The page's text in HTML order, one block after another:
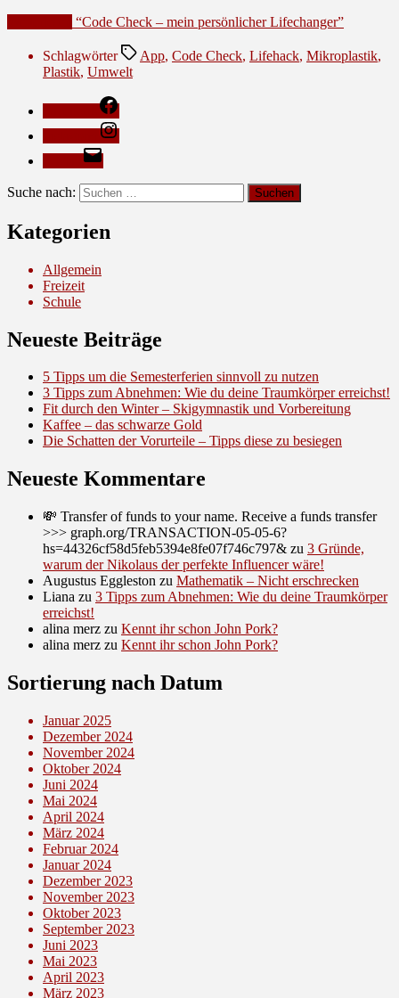
“Code Check – mein persönlicher Lifechanger”
Schlagwörter App, Code Check, Lifehack, Mikroplastik,
Plastik, Umwelt
Suche nach:
Kategorien
Allgemein
Freizeit
Schule
Neueste Beiträge
5 Tipps um die Semesterferien sinnvoll zu nutzen
3 Tipps zum Abnehmen: Wie du deine Traumkörper erreichst!
Fit durch den Winter – Skigymnastik und Vorbereitung
Kaffee – das schwarze Gold
Die Schatten der Vorurteile – Tipps diese zu besiegen
Neueste Kommentare
💸 Transfer of funds to your name. Receive a funds transfer
>>> graph.org/TRANSACTION-05-05-6?
hs=44326cf58d5feb5394e8fe07f746c797& zu 3 Gründe,
warum der Nikolaus der perfekte Influencer wäre!
Augustus Eggleston zu Mathematik – Nicht erschrecken
Liana zu 3 Tipps zum Abnehmen: Wie du deine Traumkörper
erreichst!
alina merz zu Kennt ihr schon John Pork?
alina merz zu Kennt ihr schon John Pork?
Sortierung nach Datum
Januar 2025
Dezember 2024
November 2024
Oktober 2024
Juni 2024
Mai 2024
April 2024
März 2024
Februar 2024
Januar 2024
Dezember 2023
November 2023
Oktober 2023
September 2023
Juni 2023
Mai 2023
April 2023
März 2023